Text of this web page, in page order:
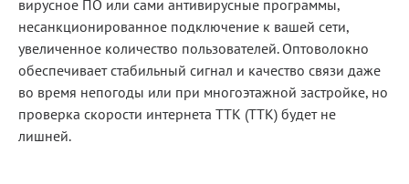
вирусное ПО или сами антивирусные программы,
несанкционированное подключение к вашей сети,
увеличенное количество пользователей. Оптоволокно
обеспечивает стабильный сигнал и качество связи даже
во время непогоды или при многоэтажной застройке, но
проверка скорости интернета ТТК (TTK) будет не
лишней.